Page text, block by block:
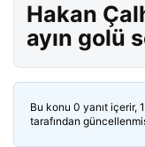
Hakan
ayın golü
Bu konu 0 yanıt içerir,
tarafından